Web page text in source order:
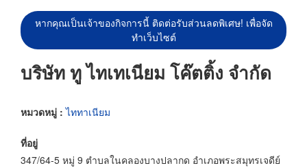
หากคุณเป็นเจ้าของกิจการนี้ ติดต่อรับส่วนลดพิเศษ! เพื่อจัด
ทำเว็บไซต์
บริษัท ทู ไทเทเนียม โค๊ตติ้ง จำกัด
หมวดหมู่ :ไททาเนียม
ที่อยู่
347/64-5 หมู่ 9 ตำบลในคลองบางปลากด อำเภอพระสมุทรเจดีย์